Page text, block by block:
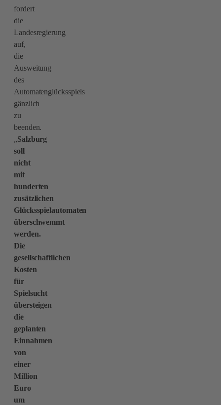
fordert
die
Landesregierung
auf,
die
Ausweitung
des
Automatenglücksspiels
gänzlich
zu
beenden.
„Salzburg
soll
nicht
mit
hunderten
zusätzlichen
Glücksspielautomaten
überschwemmt
werden.
Die
gesellschaftlichen
Kosten
für
Spielsucht
übersteigen
die
geplanten
Einnahmen
von
einer
Million
Euro
um